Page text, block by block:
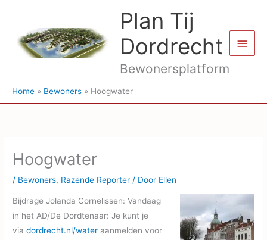
inhoud
Plan Tij
Dordrecht
Bewonersplatform
Home Bewoners Hoogwater
Hoogwater
/ Bewoners, Razende Reporter / Door Ellen
Bijdrage Jolanda Cornelissen: Vandaag
in het AD/De Dordtenaar: Je kunt je
viadordrecht.nl/water aanmelden voor